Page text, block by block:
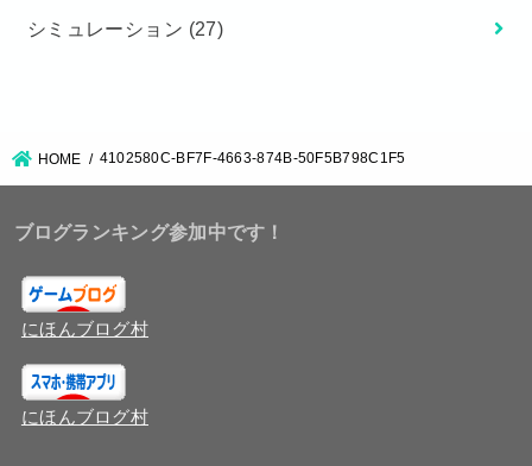
シミュレーション (27)
HOME 4102580C-BF7F-4663-874B-50F5B798C1F5
ブログランキング参加中です！
にほんブログ村
にほんブログ村